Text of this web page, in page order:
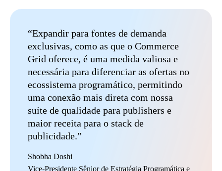
“Expandir para fontes de demanda
exclusivas, como as que o Commerce
Grid oferece, é uma medida valiosa e
necessária para diferenciar as ofertas no
ecossistema programático, permitindo
uma conexão mais direta com nossa
suíte de qualidade para publishers e
maior receita para o stack de
publicidade.”
Shobha Doshi
Vice-Presidente Sênior de Estratégia Programática e